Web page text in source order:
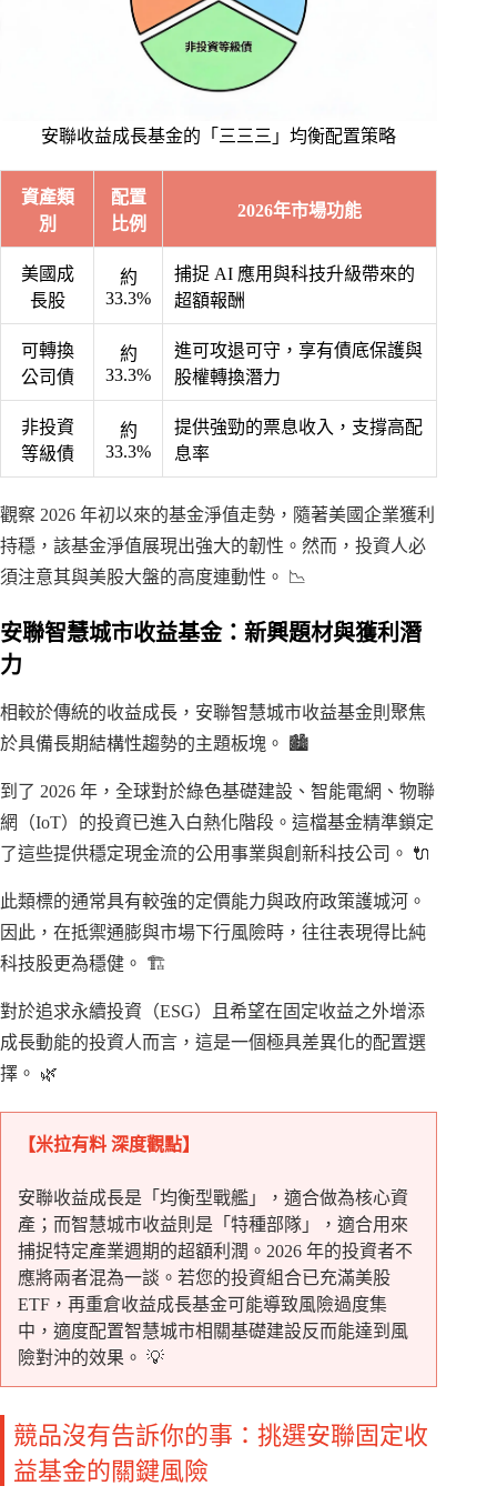
安聯收益成長基金的「三三三」均衡配置策略
資產類
別
配置
比例
2026年市場功能
美國成
長股
約
33.3%
捕捉 AI 應用與科技升級帶來的
超額報酬
可轉換
公司債
約
33.3%
進可攻退可守，享有債底保護與
股權轉換潛力
非投資
等級債
約
33.3%
提供強勁的票息收入，支撐高配
息率
觀察 2026 年初以來的基金淨值走勢，隨著美國企業獲利
持穩，該基金淨值展現出強大的韌性。然而，投資人必
須注意其與美股大盤的高度連動性。 📉
安聯智慧城市收益基金：新興題材與獲利潛
力
相較於傳統的收益成長，安聯智慧城市收益基金則聚焦
於具備長期結構性趨勢的主題板塊。 🏙️
到了 2026 年，全球對於綠色基礎建設、智能電網、物聯
網（IoT）的投資已進入白熱化階段。這檔基金精準鎖定
了這些提供穩定現金流的公用事業與創新科技公司。 🔌
此類標的通常具有較強的定價能力與政府政策護城河。
因此，在抵禦通膨與市場下行風險時，往往表現得比純
科技股更為穩健。 🏗️
對於追求永續投資（ESG）且希望在固定收益之外增添
成長動能的投資人而言，這是一個極具差異化的配置選
擇。 🌿
【米拉有料 深度觀點】
安聯收益成長是「均衡型戰艦」，適合做為核心資
產；而智慧城市收益則是「特種部隊」，適合用來
捕捉特定產業週期的超額利潤。2026 年的投資者不
應將兩者混為一談。若您的投資組合已充滿美股
ETF，再重倉收益成長基金可能導致風險過度集
中，適度配置智慧城市相關基礎建設反而能達到風
險對沖的效果。 💡
競品沒有告訴你的事：挑選安聯固定收
益基金的關鍵風險